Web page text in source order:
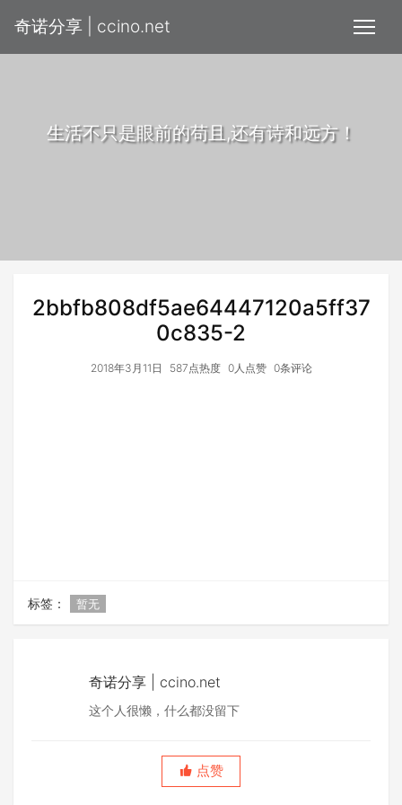
奇诺分享 | ccino.net
生活不只是眼前的苟且,还有诗和远方！
2bbfb808df5ae64447120a5ff37
0c835-2
2018年3月11日 587点热度 0人点赞 0条评论
标签： 暂无
奇诺分享 | ccino.net
这个人很懒，什么都没留下
点赞